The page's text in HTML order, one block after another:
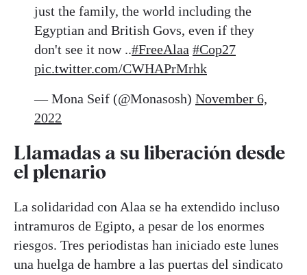
just the family, the world including the
Egyptian and British Govs, even if they
don't see it now ..#FreeAlaa #Cop27
pic.twitter.com/CWHAPrMrhk
— Mona Seif (@Monasosh) November 6,
2022
Llamadas a su liberación desde
el plenario
La solidaridad con Alaa se ha extendido incluso
intramuros de Egipto, a pesar de los enormes
riesgos. Tres periodistas han iniciado este lunes
una huelga de hambre a las puertas del sindicato